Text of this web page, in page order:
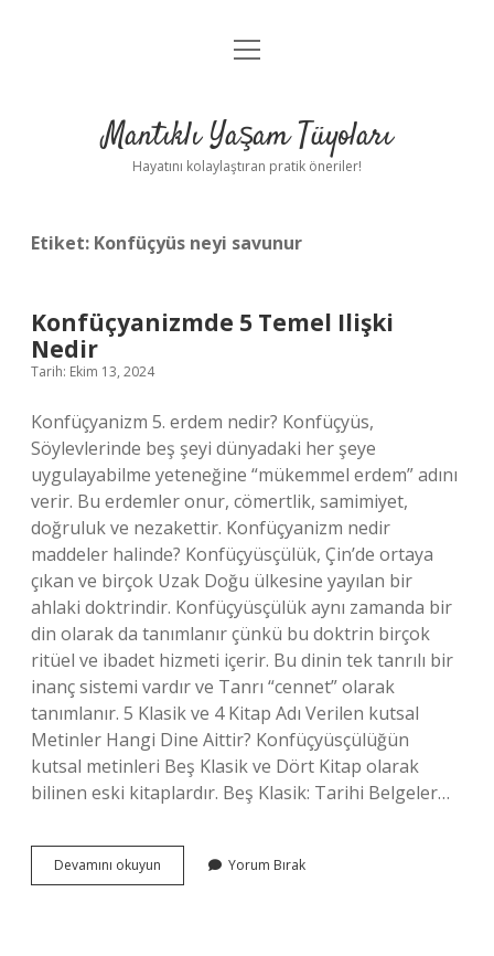
Anasayfa
Yasal Uyarı
menüyü
Mantıklı Yaşam Tüyoları
Hayatını kolaylaştıran pratik öneriler!
Etiket: Konfüçyüs neyi savunur
Konfüçyanizmde 5 Temel Ilişki
Nedir
Tarih: Ekim 13, 2024
Konfüçyanizm 5. erdem nedir? Konfüçyüs,
Söylevlerinde beş şeyi dünyadaki her şeye
uygulayabilme yeteneğine “mükemmel erdem” adını
verir. Bu erdemler onur, cömertlik, samimiyet,
doğruluk ve nezakettir. Konfüçyanizm nedir
maddeler halinde? Konfüçyüsçülük, Çin’de ortaya
çıkan ve birçok Uzak Doğu ülkesine yayılan bir
ahlaki doktrindir. Konfüçyüsçülük aynı zamanda bir
din olarak da tanımlanır çünkü bu doktrin birçok
ritüel ve ibadet hizmeti içerir. Bu dinin tek tanrılı bir
inanç sistemi vardır ve Tanrı “cennet” olarak
tanımlanır. 5 Klasik ve 4 Kitap Adı Verilen kutsal
Metinler Hangi Dine Aittir? Konfüçyüsçülüğün
kutsal metinleri Beş Klasik ve Dört Kitap olarak
bilinen eski kitaplardır. Beş Klasik: Tarihi Belgeler…
Devamını okuyun Konfüçyanizmde
5
Yorum Bırak